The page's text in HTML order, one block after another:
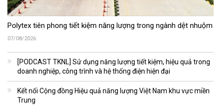
Polytex tiên phong tiết kiệm năng lượng trong ngành dệt nhuộm
07/08/2026
[PODCAST TKNL] Sử dụng năng lượng tiết kiệm, hiệu quả trong
doanh nghiệp, công trình và hệ thống điện hiện đại
Kết nối Cộng đồng Hiệu quả năng lượng Việt Nam khu vực miền
Trung